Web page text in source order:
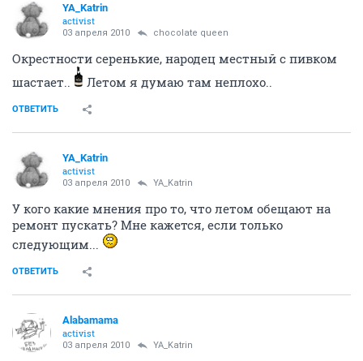
YA_Katrin
activist
03 апреля 2010 chocolate queen
Окрестности серенькие, народец местный с пивком
шастает..
Летом я думаю там неплохо..
ОТВЕТИТЬ
YA_Katrin
activist
03 апреля 2010 YA_Katrin
У кого какие мнения про то, что летом обещают на
ремонт пускать? Мне кажется, если только
следующим...
ОТВЕТИТЬ
Alabamama
activist
03 апреля 2010 YA_Katrin